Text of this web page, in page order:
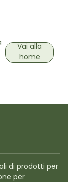
Vai alla
home
di prodotti per
per